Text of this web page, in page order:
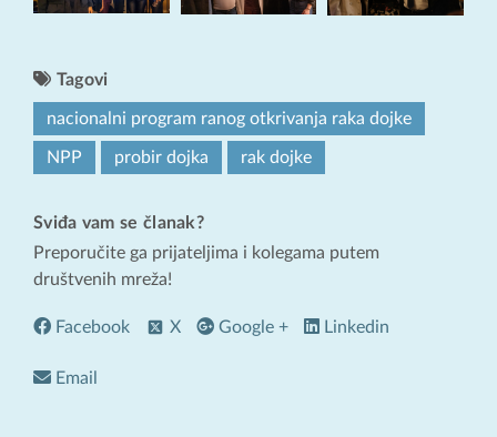
Tagovi
nacionalni program ranog otkrivanja raka dojke
NPP probir dojka rak dojke
Sviđa vam se članak?
Preporučite ga prijateljima i kolegama putem
društvenih mreža!
Facebook X Google + Linkedin
Email